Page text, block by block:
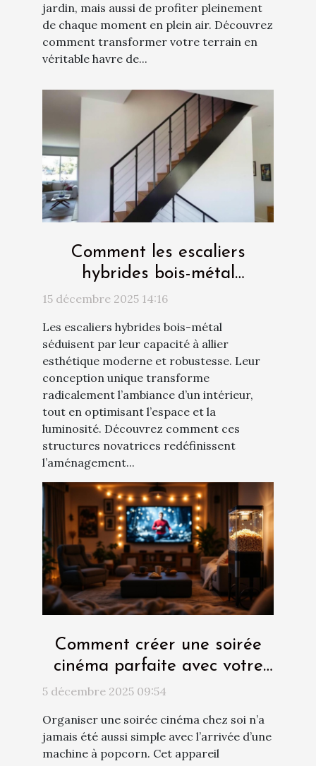
jardin, mais aussi de profiter pleinement
de chaque moment en plein air. Découvrez
comment transformer votre terrain en
véritable havre de...
Comment les escaliers
hybrides bois-métal
transforment-ils votre
15 décembre 2025 14:16
Les escaliers hybrides bois-métal
séduisent par leur capacité à allier
esthétique moderne et robustesse. Leur
conception unique transforme
radicalement l’ambiance d’un intérieur,
tout en optimisant l’espace et la
luminosité. Découvrez comment ces
structures novatrices redéfinissent
l’aménagement...
Comment créer une soirée
cinéma parfaite avec votre
nouvelle machine à popcorn
5 décembre 2025 09:54
Organiser une soirée cinéma chez soi n’a
jamais été aussi simple avec l’arrivée d’une
machine à popcorn. Cet appareil